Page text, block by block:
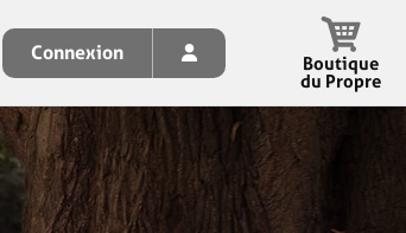
Connexion
Boutique
du Propre